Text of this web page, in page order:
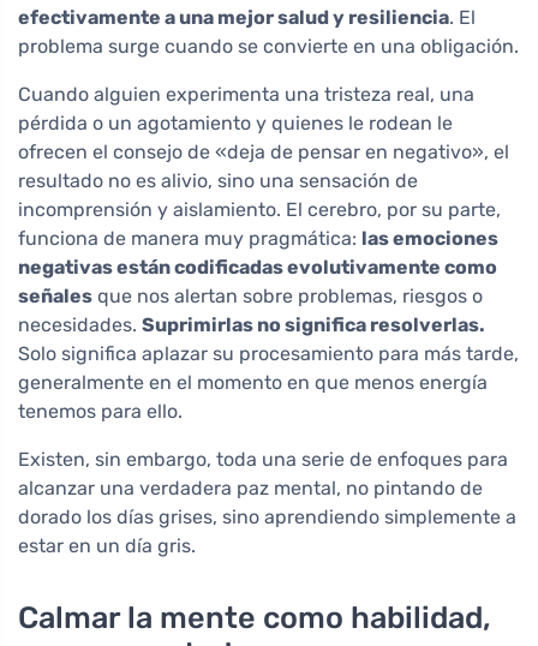
efectivamente a una mejor salud y resiliencia. El
problema surge cuando se convierte en una obligación.
Cuando alguien experimenta una tristeza real, una
pérdida o un agotamiento y quienes le rodean le
ofrecen el consejo de «deja de pensar en negativo», el
resultado no es alivio, sino una sensación de
incomprensión y aislamiento. El cerebro, por su parte,
funciona de manera muy pragmática: las emociones
negativas están codificadas evolutivamente como
señales que nos alertan sobre problemas, riesgos o
necesidades. Suprimirlas no significa resolverlas.
Solo significa aplazar su procesamiento para más tarde,
generalmente en el momento en que menos energía
tenemos para ello.
Existen, sin embargo, toda una serie de enfoques para
alcanzar una verdadera paz mental, no pintando de
dorado los días grises, sino aprendiendo simplemente a
estar en un día gris.
Calmar la mente como habilidad,